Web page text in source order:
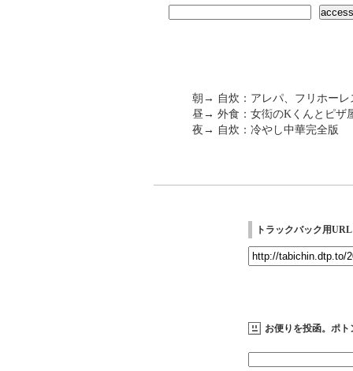
朝→ 自炊：アレパ、フリホーレ
昼→ 外食：女衒のKくんとピザ
夜→ 自炊：冷やし中華完全版
トラックバック用URL
お便りを投函。ポト